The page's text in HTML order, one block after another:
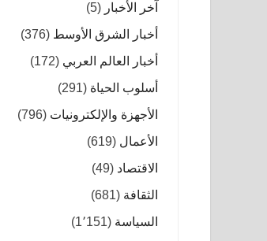
آخر الأخبار (5)
أخبار الشرق الأوسط (376)
أخبار العالم العربي (172)
أسلوب الحياة (291)
الأجهزة والإلكترونيات (796)
الأعمال (619)
الاقتصاد (49)
الثقافة (681)
السياسة (1٬151)